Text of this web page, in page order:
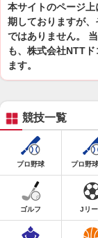
本サイトのページ
期しておりますが
ではありません。
も、株式会社NTT
ます。
競技一覧
プロ野球 プロ野
ゴルフ Jリ